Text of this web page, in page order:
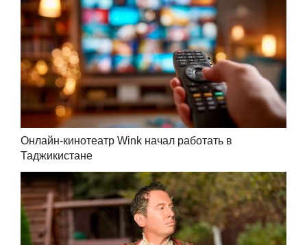
Онлайн-кинотеатр Wink начал работать в
Таджикистане